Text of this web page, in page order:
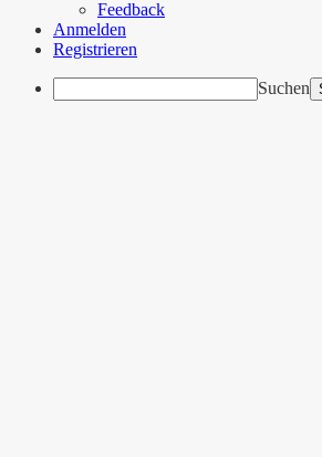
Feedback
Anmelden
Registrieren
Suchen